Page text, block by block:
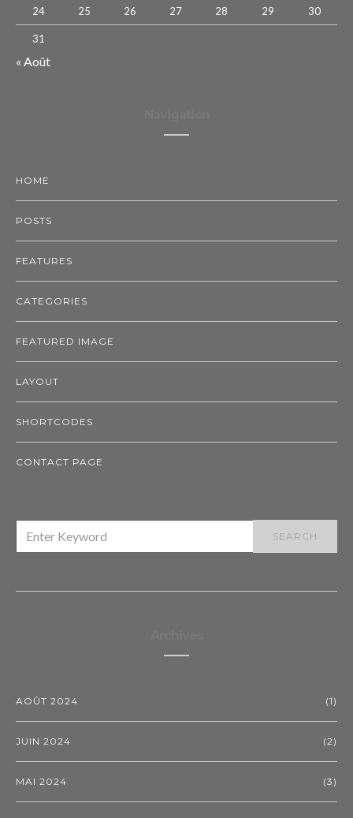
24 25 26 27 28 29 30
31
« Août
HOME
POSTS
FEATURES
CATEGORIES
FEATURED IMAGE
LAYOUT
SHORTCODES
CONTACT PAGE
FOR:
SEARCH
AOÛT 2024 (1)
JUIN 2024 (2)
MAI 2024 (3)